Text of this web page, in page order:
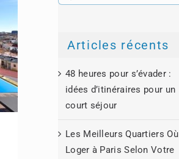
Articles récents
48 heures pour s’évader :
idées d’itinéraires pour un
court séjour
Les Meilleurs Quartiers Où
Loger à Paris Selon Votre